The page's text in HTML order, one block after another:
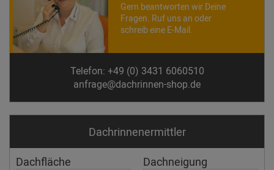
Gern beantworten wir Deine
Fragen. Ruf uns an oder
schreib eine E-Mail.
Telefon: +49 (0) 3431 6060510
anfrage@dachrinnen-shop.de
Dachrinnen­ermittler
Dachfläche Dachneigung